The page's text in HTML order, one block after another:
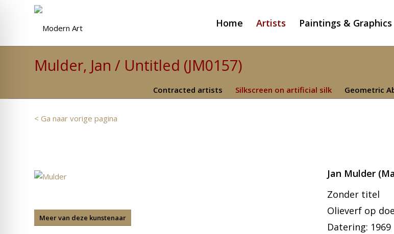
Home Artists Paintings & Graphics
Mulder, Jan / Untitled (JM0157)
Contracted artists Silkscreen on artificial silk Geometric
< Ga naar vorige pagina
Meer van deze kunstenaar
Jan Mulder
Zonder titel
Olieverf op
Datering: 1969